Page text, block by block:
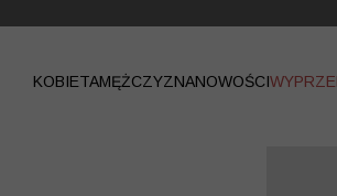
KOBIETAMĘŻCZYZNANOWOŚCI